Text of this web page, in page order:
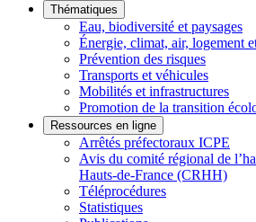
Thématiques
Eau, biodiversité et paysages
Énergie, climat, air, logement
Prévention des risques
Transports et véhicules
Mobilités et infrastructures
Promotion de la transition
Ressources en ligne
Arrêtés préfectoraux ICPE
Avis du comité régional de
Hauts-de-France (CRHH)
Téléprocédures
Statistiques